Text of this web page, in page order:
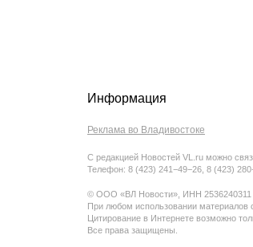
Информация
Реклама во Владивостоке
С редакцией Новостей VL.ru можно
Телефон: 8 (423) 241−49−26, 8 (423)
© ООО «ВЛ Новости», ИНН 2536240311
При любом использовании материалов
Цитирование в Интернете возможно
Все права защищены.